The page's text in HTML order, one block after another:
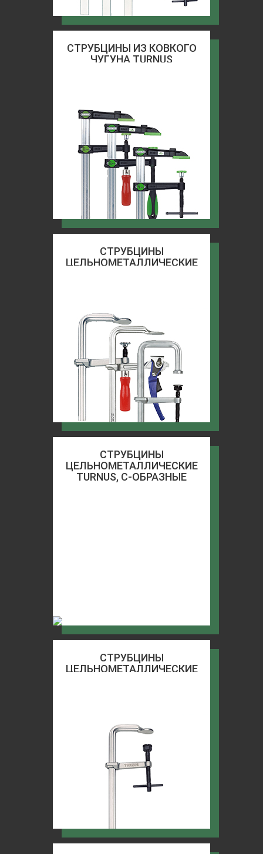
СТРУБЦИНЫ ИЗ КОВКОГО
ЧУГУНА TURNUS
СТРУБЦИНЫ
ЦЕЛЬНОМЕТАЛЛИЧЕСКИЕ
СТРУБЦИНЫ
ЦЕЛЬНОМЕТАЛЛИЧЕСКИЕ
TURNUS, С-ОБРАЗНЫЕ
СТРУБЦИНЫ
ЦЕЛЬНОМЕТАЛЛИЧЕСКИЕ